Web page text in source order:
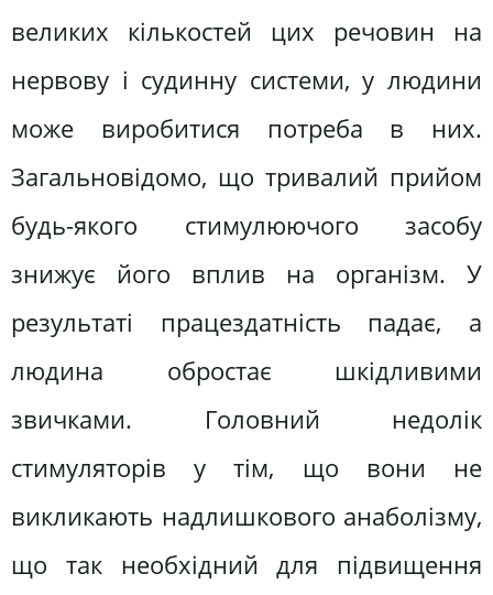
великих кількостей цих речовин на
нервову і судинну системи, у людини
може виробитися потреба в них.
Загальновідомо, що тривалий прийом
будь-якого стимулюючого засобу
знижує його вплив на організм. У
результаті працездатність падає, а
людина обростає шкідливими
звичками. Головний недолік
стимуляторів у тім, що вони не
викликають надлишкового анаболізму,
що так необхідний для підвищення